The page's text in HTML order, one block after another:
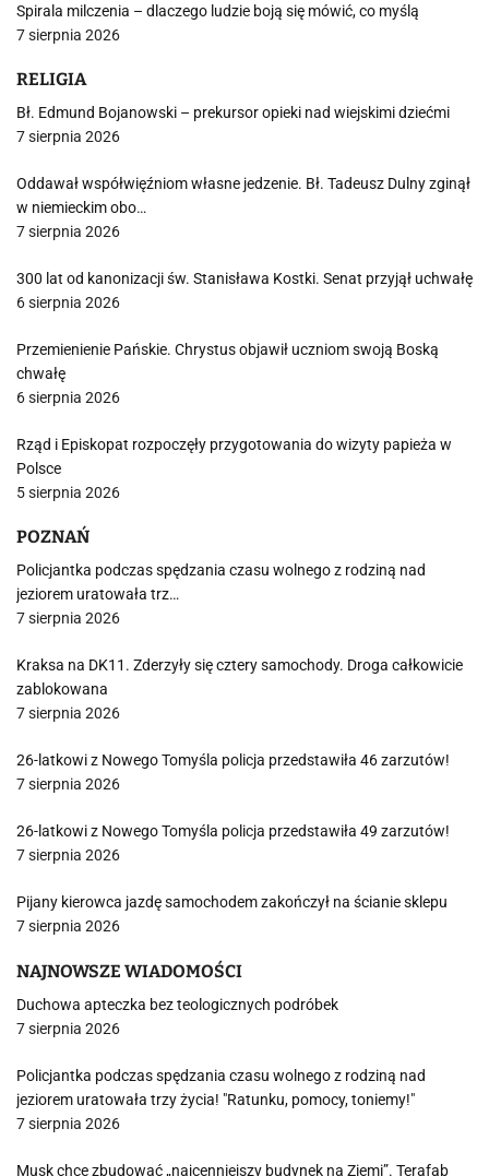
Spirala milczenia – dlaczego ludzie boją się mówić, co myślą
7 sierpnia 2026
RELIGIA
Bł. Edmund Bojanowski – prekursor opieki nad wiejskimi dziećmi
7 sierpnia 2026
Oddawał współwięźniom własne jedzenie. Bł. Tadeusz Dulny zginął
w niemieckim obo…
7 sierpnia 2026
300 lat od kanonizacji św. Stanisława Kostki. Senat przyjął uchwałę
6 sierpnia 2026
Przemienienie Pańskie. Chrystus objawił uczniom swoją Boską
chwałę
6 sierpnia 2026
Rząd i Episkopat rozpoczęły przygotowania do wizyty papieża w
Polsce
5 sierpnia 2026
POZNAŃ
Policjantka podczas spędzania czasu wolnego z rodziną nad
jeziorem uratowała trz…
7 sierpnia 2026
Kraksa na DK11. Zderzyły się cztery samochody. Droga całkowicie
zablokowana
7 sierpnia 2026
26-latkowi z Nowego Tomyśla policja przedstawiła 46 zarzutów!
7 sierpnia 2026
26-latkowi z Nowego Tomyśla policja przedstawiła 49 zarzutów!
7 sierpnia 2026
Pijany kierowca jazdę samochodem zakończył na ścianie sklepu
7 sierpnia 2026
NAJNOWSZE WIADOMOŚCI
Duchowa apteczka bez teologicznych podróbek
7 sierpnia 2026
Policjantka podczas spędzania czasu wolnego z rodziną nad
jeziorem uratowała trzy życia! "Ratunku, pomocy, toniemy!"
7 sierpnia 2026
Musk chce zbudować „najcenniejszy budynek na Ziemi”. Terafab